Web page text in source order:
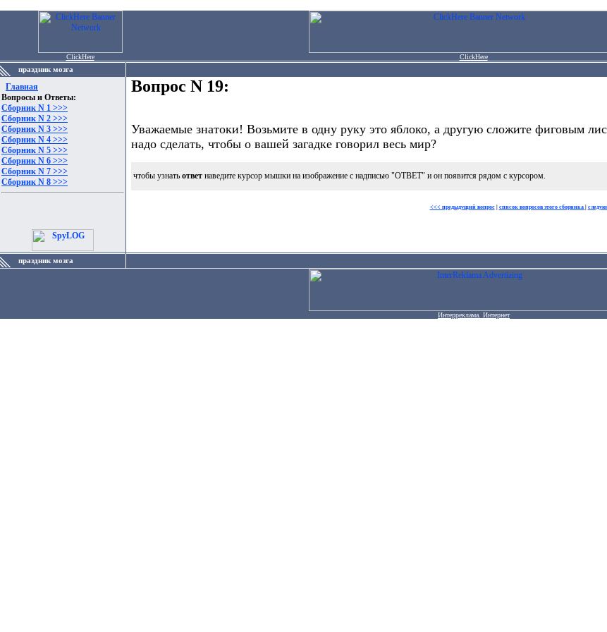
ClickHere ClickHere
праздник мозга
Главная
Вопросы и Ответы:
Сборник N 1 >>>
Сборник N 2 >>>
Сборник N 3 >>>
Сборник N 4 >>>
Сборник N 5 >>>
Сборник N 6 >>>
Сборник N 7 >>>
Сборник N 8 >>>
Вопрос N 19:
Уважаемые знатоки! Возьмите в одну руку это яблоко, а другую сложите фиговым
надо сделать, чтобы о вашей загадке говорил весь мир?
чтобы узнать ответ наведите курсор мышки на изображение с надписью "ОТВЕТ" и он появится рядом с курсором.
<<< предыдущий вопрос| список вопросов этого сборника
праздник мозга
Интерреклама. Интернет